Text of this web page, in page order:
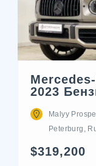
2023
Malyy
Peterburg,
$319,200